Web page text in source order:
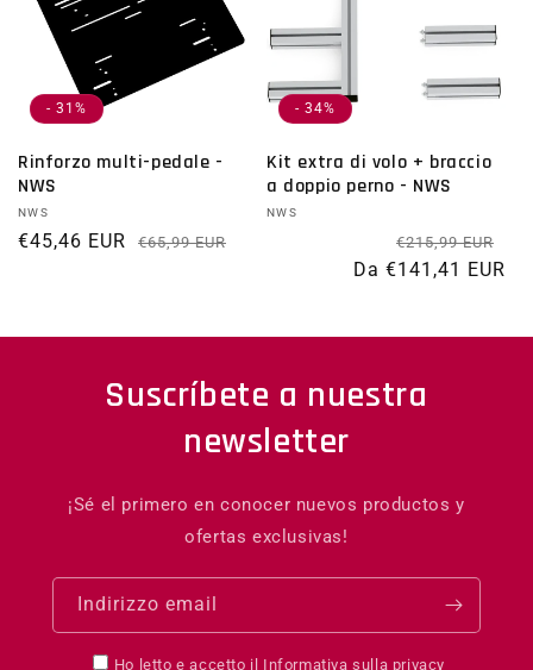
- 31%
Rinforzo multi-pedale -
NWS
Fornitore:
NWS
€65,99 EUR
€45,46 EUR
- 34%
Kit extra di volo + braccio
a doppio perno - NWS
Fornitore:
NWS
€215,99 EUR
Da €141,41 EUR
Suscríbete a nuestra
newsletter
¡Sé el primero en conocer nuevos productos y
ofertas exclusivas!
Indirizzo email
Ho letto e accetto il Informativa sulla privacy